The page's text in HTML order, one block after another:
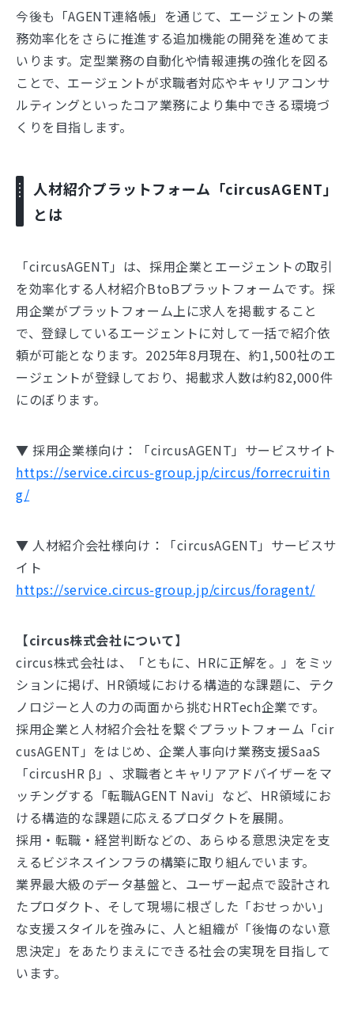
今後も「AGENT連絡帳」を通じて、エージェントの業
務効率化をさらに推進する追加機能の開発を進めてま
いります。定型業務の自動化や情報連携の強化を図る
ことで、エージェントが求職者対応やキャリアコンサ
ルティングといったコア業務により集中できる環境づ
くりを目指します。
人材紹介プラットフォーム「circusAGENT」
とは
「circusAGENT」は、採用企業とエージェントの取引
を効率化する人材紹介BtoBプラットフォームです。採
用企業がプラットフォーム上に求人を掲載すること
で、登録しているエージェントに対して一括で紹介依
頼が可能となります。2025年8月現在、約1,500社のエ
ージェントが登録しており、掲載求人数は約82,000件
にのぼります。
▼ 採用企業様向け：「circusAGENT」サービスサイト
https://service.circus-group.jp/circus/forrecruitin
g/
▼ 人材紹介会社様向け：「circusAGENT」サービスサ
イト
https://service.circus-group.jp/circus/foragent/
【circus株式会社について】
circus株式会社は、「ともに、HRに正解を。」をミッ
ションに掲げ、HR領域における構造的な課題に、テク
ノロジーと人の力の両面から挑むHRTech企業です。
採用企業と人材紹介会社を繋ぐプラットフォーム「cir
cusAGENT」をはじめ、企業人事向け業務支援SaaS
「circusHR β」、求職者とキャリアアドバイザーをマ
ッチングする「転職AGENT Navi」など、HR領域にお
ける構造的な課題に応えるプロダクトを展開。
採用・転職・経営判断などの、あらゆる意思決定を支
えるビジネスインフラの構築に取り組んでいます。
業界最大級のデータ基盤と、ユーザー起点で設計され
たプロダクト、そして現場に根ざした「おせっかい」
な支援スタイルを強みに、人と組織が「後悔のない意
思決定」をあたりまえにできる社会の実現を目指して
います。